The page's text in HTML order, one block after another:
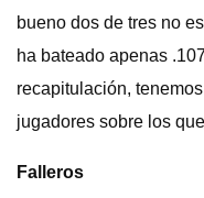
bueno dos de tres no
ha bateado apenas
recapitulación,
jugadores sobre los
Falleros